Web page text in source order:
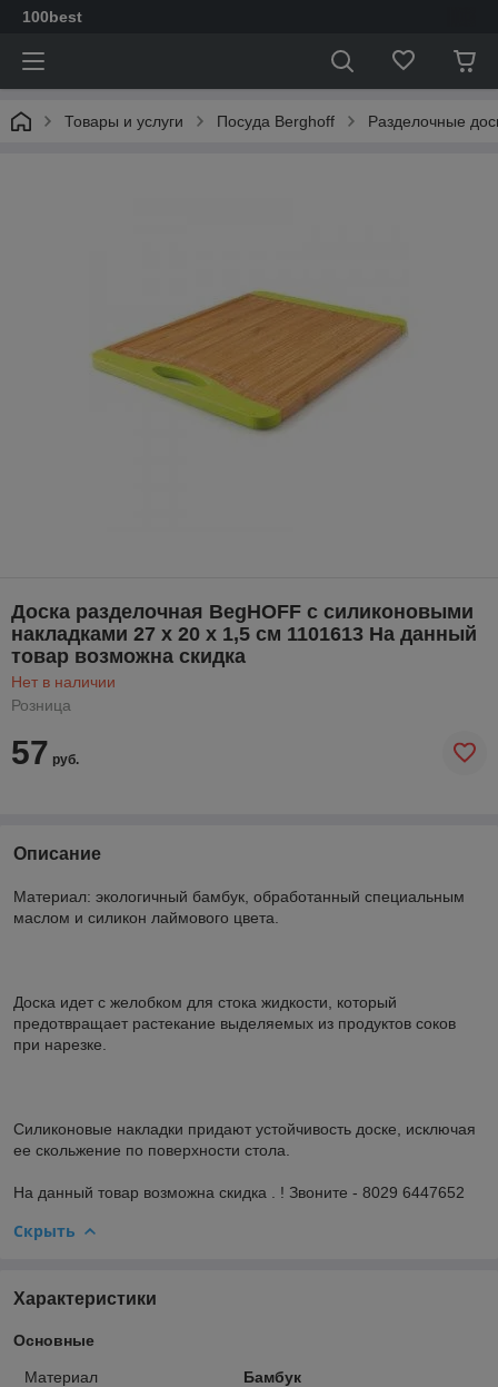
100best
Товары и услуги Посуда Berghoff Разделочные
Доска разделочная BegHOFF с силиконовыми
накладками 27 х 20 х 1,5 см 1101613 На данный
товар возможна скидка
Нет в наличии
Розница
57 руб.
Описание
Материал: экологичный бамбук, обработанный специальным
маслом и силикон лаймового цвета.
Доска идет с желобком для стока жидкости, который
предотвращает растекание выделяемых из продуктов соков
при нарезке.
Силиконовые накладки придают устойчивость доске, исключая
ее скольжение по поверхности стола.
На данный товар возможна скидка . ! Звоните - 8029 6447652
Скрыть
Характеристики
Основные
Материал Бамбук